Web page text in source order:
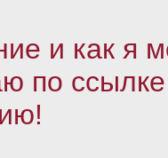
и как я
по